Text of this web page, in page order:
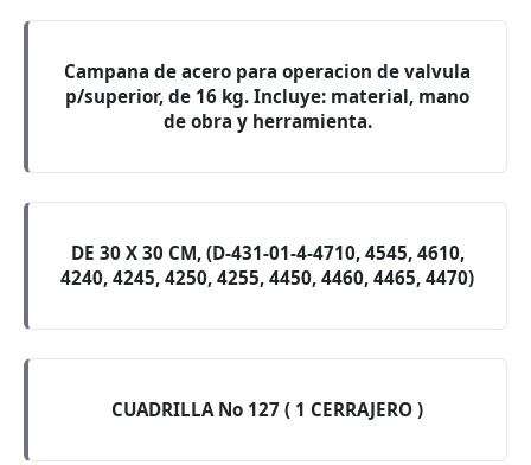
Campana de acero para operacion de valvula
p/superior, de 16 kg. Incluye: material, mano
de obra y herramienta.
DE 30 X 30 CM, (D-431-01-4-4710, 4545, 4610,
4240, 4245, 4250, 4255, 4450, 4460, 4465, 4470)
CUADRILLA No 127 ( 1 CERRAJERO )